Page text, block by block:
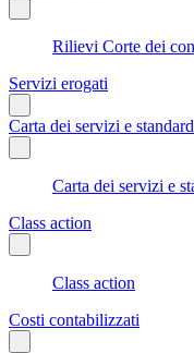
Rilievi Corte dei
Servizi erogati
Carta dei servizi e
Carta dei servizi e
Class action
Class action
Costi contabilizzati